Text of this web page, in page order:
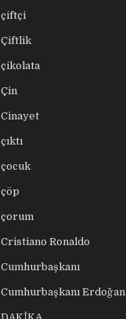
çiftçi
Çiftlik
çikolata
Çin
Cinayet
çıktı
çocuk
çöp
çorum
Cristiano Ronaldo
Cumhurbaşkanı
Cumhurbaşkanı Erdoğan